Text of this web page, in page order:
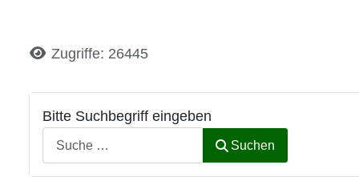
Bitte Suchbegriff eingeben
Suchen
DetailsZugriffe: 26445